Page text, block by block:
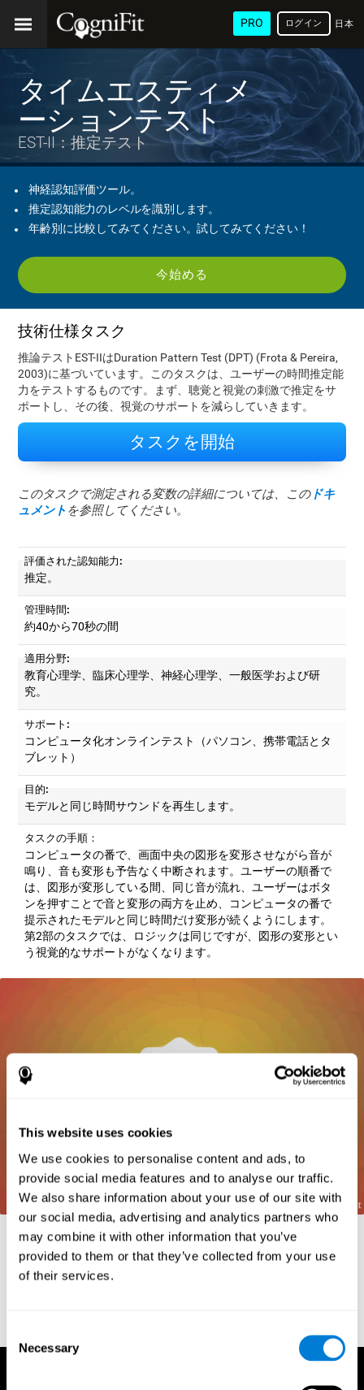
This website uses cookies
We use cookies to personalise content and ads, to
provide social media features and to analyse our traffic.
We also share information about your use of our site with
our social media, advertising and analytics partners who
may combine it with other information that you’ve
provided to them or that they’ve collected from your use
of their services.
Selection
Necessary
PRO 日本
ログイン
タイムエスティメ
ーションテスト
EST-II：推定テスト
神経認知評価ツール。
推定認知能力のレベルを識別します。
年齢別に比較してみてください。試してみてください！
今始める
技術仕様タスク
推論テストEST-IIはDuration Pattern Test (DPT) (Frota & Pereira,
2003)に基づいています。このタスクは、ユーザーの時間推定能
力をテストするものです。まず、聴覚と視覚の刺激で推定をサ
ポートし、その後、視覚のサポートを減らしていきます。
タスクを開始
このタスクで測定される変数の詳細については、このドキ
ュメント を参照してください。
評価された認知能力:
推定。
管理時間:
約40から70秒の間
適用分野:
教育心理学、臨床心理学、神経心理学、一般医学および研
究。
サポート:
コンピュータ化オンラインテスト（パソコン、携帯電話とタ
ブレット）
目的:
モデルと同じ時間サウンドを再生します。
タスクの手順：
コンピュータの番で、画面中央の図形を変形させながら音が
鳴り、音も変形も予告なく中断されます。ユーザーの順番で
は、図形が変形している間、同じ音が流れ、ユーザーはボタ
ンを押すことで音と変形の両方を止め、コンピュータの番で
提示されたモデルと同じ時間だけ変形が続くようにします。
第2部のタスクでは、ロジックは同じですが、図形の変形とい
う視覚的なサポートがなくなります。
参照
Frota, S., Pereira, L. D. (2003) Processos temporais em crianças
com déficit de consciência fonológica. Rev Iberoam Educ;